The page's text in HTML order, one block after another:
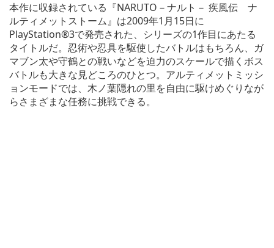
本作に収録されている『NARUTO－ナルト－ 疾風伝 ナ
ルティメットストーム』は2009年1月15日に
PlayStation®3で発売された、シリーズの1作目にあたる
タイトルだ。忍術や忍具を駆使したバトルはもちろん、ガ
マブン太や守鶴との戦いなどを迫力のスケールで描くボス
バトルも大きな見どころのひとつ。アルティメットミッシ
ョンモードでは、木ノ葉隠れの里を自由に駆けめぐりなが
らさまざまな任務に挑戦できる。